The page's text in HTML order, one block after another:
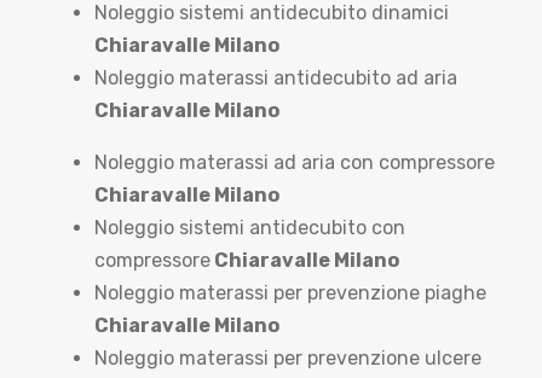
Noleggio sistemi antidecubito dinamici
Chiaravalle Milano
Noleggio materassi antidecubito ad aria
Chiaravalle Milano
Noleggio materassi ad aria con compressore
Chiaravalle Milano
Noleggio sistemi antidecubito con
compressore Chiaravalle Milano
Noleggio materassi per prevenzione piaghe
Chiaravalle Milano
Noleggio materassi per prevenzione ulcere